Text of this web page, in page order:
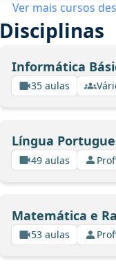
Ver mais cursos
Disciplinas
Informática
35 aulas
Língua
49 aulas
Matemática e
53 aulas